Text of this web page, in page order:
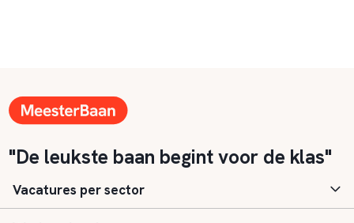
"De leukste baan begint voor de klas"
Vacatures per sector